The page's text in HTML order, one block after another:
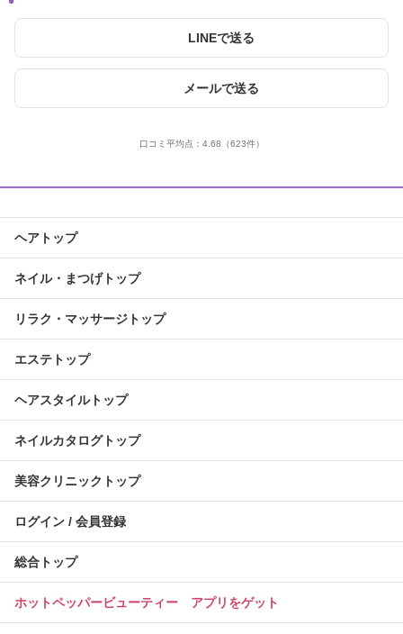
LINEで送る
メールで送る
口コミ平均点： 4.68 （623件）
ヘアトップ
ネイル・まつげトップ
リラク・マッサージトップ
エステトップ
ヘアスタイルトップ
ネイルカタログトップ
美容クリニックトップ
ログイン / 会員登録
総合トップ
ホットペッパービューティー アプリをゲット